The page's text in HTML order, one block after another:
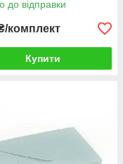
до відправки
комплект
Купити